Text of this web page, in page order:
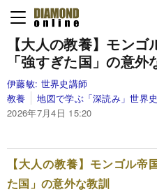
【大人の教養】モン
「強すぎた国」の意外
伊藤敏: 世界史講師
教養
地図で学ぶ「深読み」世界史
2026年7月4日 15:20
【大人の教養】モンゴル
た国」の意外な教訓